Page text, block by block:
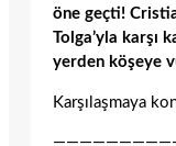
öne geçti!
Tolga’yla karşı
yerden köşeye
Karşılaşmaya